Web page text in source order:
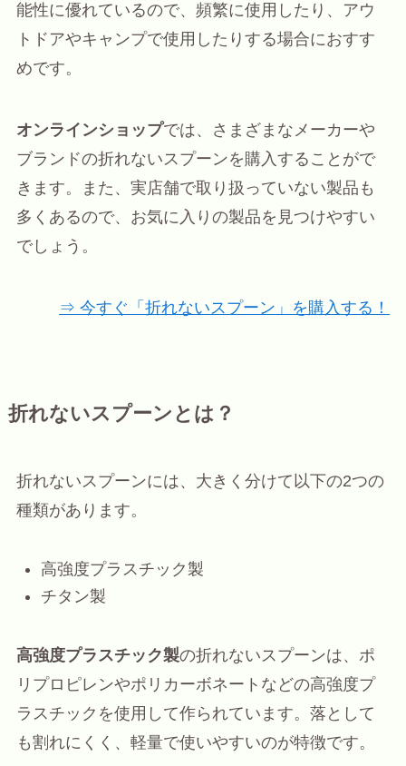
能性に優れているので、頻繁に使用したり、アウ
トドアやキャンプで使用したりする場合におすす
めです。
オンラインショップでは、さまざまなメーカーや
ブランドの折れないスプーンを購入することがで
きます。また、実店舗で取り扱っていない製品も
多くあるので、お気に入りの製品を見つけやすい
でしょう。
⇒ 今すぐ「折れないスプーン」を購入する！
折れないスプーンとは？
折れないスプーンには、大きく分けて以下の2つの
種類があります。
高強度プラスチック製
チタン製
高強度プラスチック製の折れないスプーンは、ポ
リプロピレンやポリカーボネートなどの高強度プ
ラスチックを使用して作られています。落として
も割れにくく、軽量で使いやすいのが特徴です。